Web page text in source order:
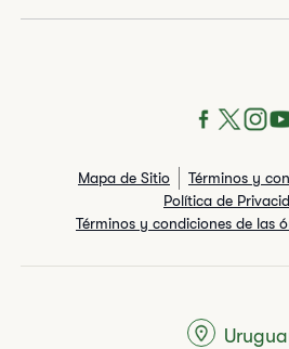
Mapa de Sitio
Términos y
Política de
Términos y condiciones de las